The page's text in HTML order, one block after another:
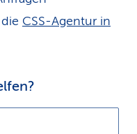
CSS-Agentur in